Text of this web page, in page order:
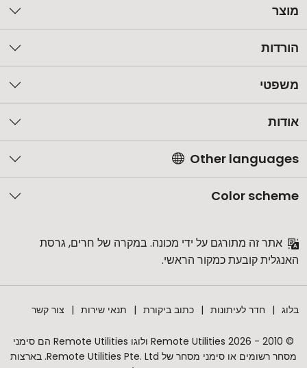
מוצר
הורדות
משפטי
אודות
Other languages
Color scheme
אתר זה מתורגם על ידי מכונה. במקרה של חרים, גרסת
האנגלית קובעת כמקור הראשי.
בלוג חדר לעיתונות כתוב ביקורת תנאי שירות צור קשר
© 2010 - 2026 Remote Utilities ולוגו Remote Utilities הם סימני
מסחר רשומים או סימני מסחר של Remote Utilities Pte. Ltd. בארצות